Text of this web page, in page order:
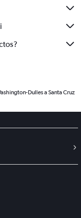
Dulles a Santa Cruz